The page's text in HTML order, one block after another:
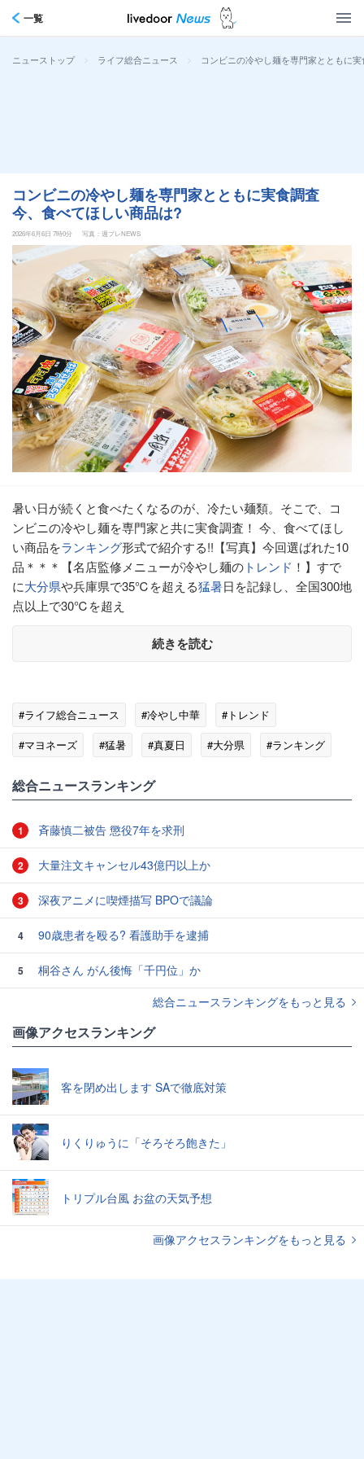
一覧
ニューストップ > ライフ総合ニュース > コンビニの冷やし麺を専門家とともに
コンビニの冷やし麺を専門家とともに実食調査
今、食べてほしい商品は?
2026年6月6日 7時0分 写真：週プレNEWS
暑い日が続くと食べたくなるのが、冷たい麺類。そこで、コ
ンビニの冷やし麺を専門家と共に実食調査！ 今、食べてほし
い商品をランキング形式で紹介する!!【写真】今回選ばれた10
品＊＊＊【名店監修メニューが冷やし麺の トレンド ！】すで
に大分県や兵庫県で35℃を超える猛暑日を記録し、全国300地
点以上で30℃を超え
続きを読む
#ライフ総合ニュース #冷やし中華
#トレンド
#マヨネーズ
#猛暑 #真夏日 #大分県 #ランキング
総合ニュースランキング
1 斉藤慎二被告 懲役7年を求刑
2 大量注文キャンセル43億円以上か
3 深夜アニメに喫煙描写 BPOで議論
4 90歳患者を殴る? 看護助手を逮捕
5
桐谷さん がん後悔「千円位」か
総合ニュースランキングをもっと見る
画像アクセスランキング
客を閉め出します SAで徹底対策
りくりゅうに「そろそろ飽きた」
トリプル台風 お盆の天気予想
画像アクセスランキングをもっと見る